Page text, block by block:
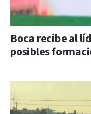
Boca recibe al
posibles